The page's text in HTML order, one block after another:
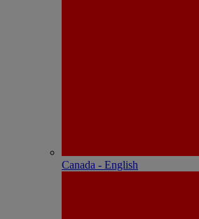
Canada - English